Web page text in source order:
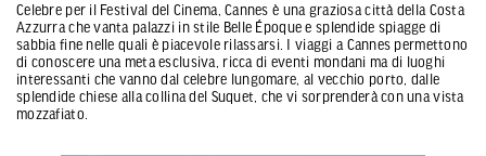
Celebre per il Festival del Cinema, Cannes è una graziosa città della Costa
Azzurra che vanta palazzi in stile Belle Époque e splendide spiagge di
sabbia fine nelle quali è piacevole rilassarsi. I viaggi a Cannes permettono
di conoscere una meta esclusiva, ricca di eventi mondani ma di luoghi
interessanti che vanno dal celebre lungomare, al vecchio porto, dalle
splendide chiese alla collina del Suquet, che vi sorprenderà con una vista
mozzafiato.